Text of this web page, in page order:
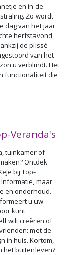
en in de
Zo wordt
dag van het jaar
herfstavond,
de plissé
van het
u verblindt. Het
functionaliteit die
Veranda's
tuinkamer of
Ontdek
bij Top-
maar
en onderhoud.
u uw
kunt
wilt creëren of
met de
in huis. Kortom,
het buitenleven?